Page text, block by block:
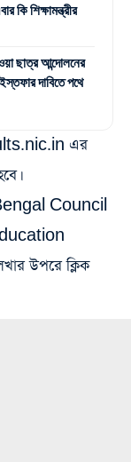
কি শিক্ষামন্ত্রীর
ছাত্র আন্দোলনের
দাবিতে পথে
এর
Council
উপরে ক্লিক